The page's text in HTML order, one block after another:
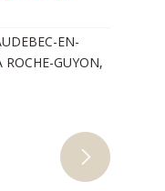
EN-
GUYON,